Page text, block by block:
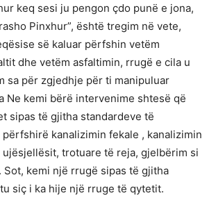
keq sesi ju pengon çdo punë e jona,
Pinxhur”, është tregim në vete,
së kaluar përfshin vetëm
dhe vetëm asfaltimin, rrugë e cila u
sa për zgjedhje për ti manipuluar
Ne kemi bërë intervenime shtesë që
sipas të gjitha standardeve të
kanalizimin fekale , kanalizimin
trotuare të reja, gjelbërim si
Sot, kemi një rrugë sipas të gjitha
siç i ka hije një rruge të qytetit.